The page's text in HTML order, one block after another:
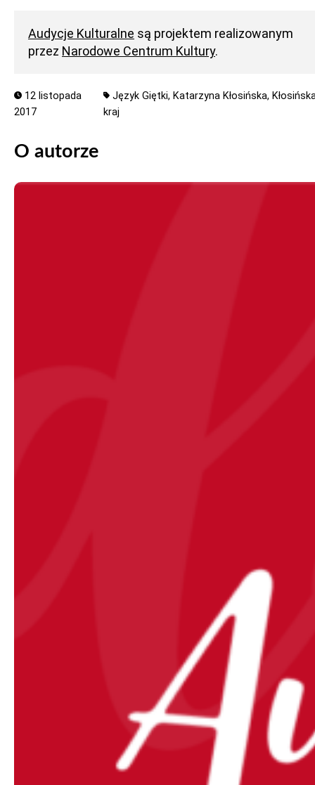
Audycje Kulturalne są projektem realizowanym
przez Narodowe Centrum Kultury.
12 listopada
2017
Język Giętki, Katarzyna Kłosińska,
kraj
O autorze